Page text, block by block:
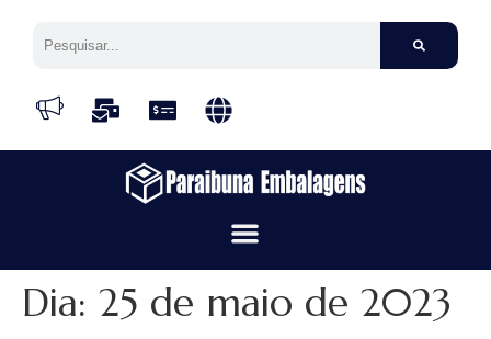
Dia: 25 de maio de 2023